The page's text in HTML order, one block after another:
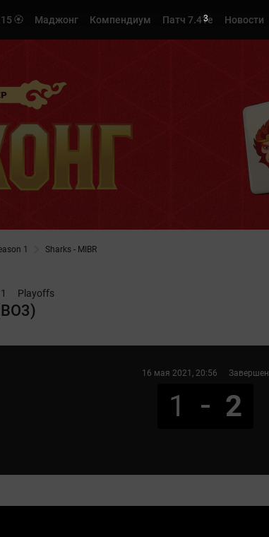
15 🏵️ Маджонг Компендиум Патч 7.41e Новости
1 Sharks - MIBR
Playoffs
16 мая 2021 , 20:56 Завершен
1 2
2